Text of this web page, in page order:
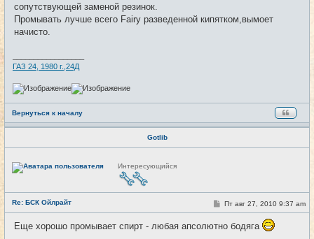
и
сопутствующей заменой резинок.
Промывать лучше всего Fairy разведенной кипятком,вымоет
начисто.
ГАЗ 24, 1980 г.,24Д
Вернуться к началу
Gotlib
Н
е
е
т
и
Интересующийся
Re: БСК Ойлрайт #32
С
о
б
Пт авг 27, 2010 9:37 am
Еще хорошо промывает спирт - любая апсолютно бодяга